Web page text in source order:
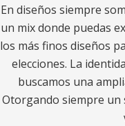
En diseños siempre
un mix donde puedas
los más finos diseños
elecciones. La
buscamos una
Otorgando siempre un